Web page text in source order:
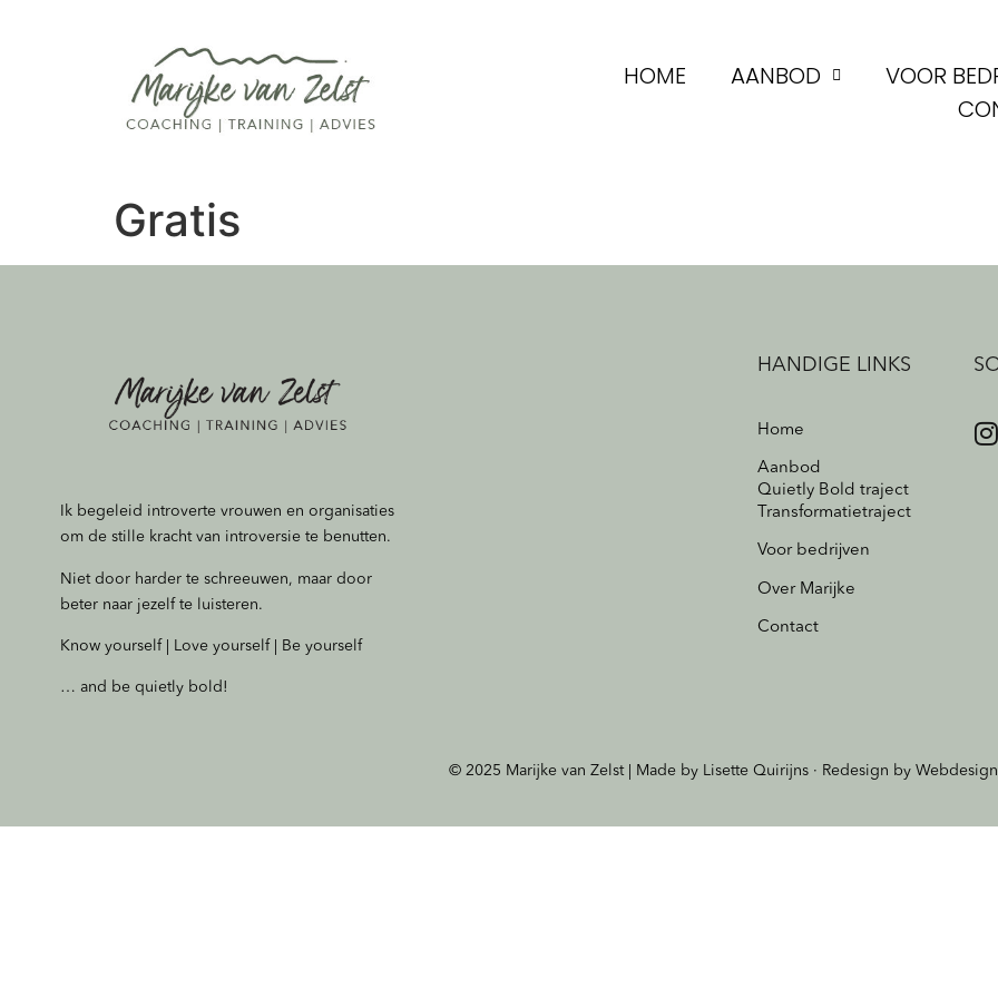
HOME AANBOD VOOR
Gratis
Ik begeleid introverte vrouwen en organisaties
om de stille kracht van introversie te benutten.
Niet door harder te schreeuwen, maar door
beter naar jezelf te luisteren.
Know yourself | Love yourself | Be yourself
… and be quietly bold!
HANDIGE LINKS
Home
Aanbod
Quietly Bold traject
Transformatietraject
Voor bedrijven
Over Marijke
Contact
© 2025 Marijke van Zelst | Made by Lisette Quirijns · Redesign by